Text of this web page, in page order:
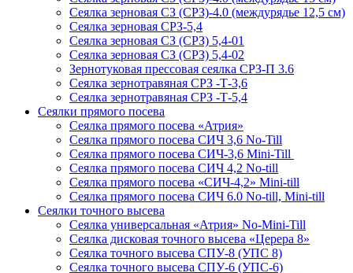
Сеялка зерновая СЗ (СРЗ)-4.0 (междурядье 12,5 см)
Сеялка зерновая СРЗ-5,4
Сеялка зерновая СЗ (СРЗ) 5,4-01
Сеялка зерновая СЗ (СРЗ) 5,4-02
Зернотуковая прессовая сеялка СРЗ-П 3.6
Сеялка зернотравяная СРЗ -Т-3,6
Сеялка зернотравяная СРЗ -Т-5,4
Сеялки прямого посева
Сеялка прямого посева «Атрия»
Сеялка прямого посева СИЧ 3,6 No-Till
Сеялка прямого посева СИЧ-3,6 Mini-Till
Сеялка прямого посева СИЧ 4,2 No-till
Сеялка прямого посева «СИЧ-4,2» Mini-till
Сеялка прямого посева СИЧ 6.0 No-till, Mini-till
Сеялки точного высева
Сеялка универсальная «Атрия» No-Mini-Till
Сеялка дисковая точного высева «Церера 8»
Сеялка точного высева СПУ-8 (УПС 8)
Сеялка точного высева СПУ-6 (УПС-6)